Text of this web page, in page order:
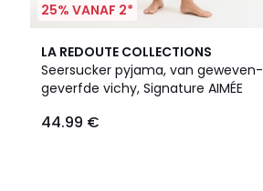
25% VANAF 2*
LA REDOUTE COLLECTIONS
Seersucker pyjama, van geweven-
geverfde vichy, Signature AIMÉE
44.99 €
4.3
/ 5